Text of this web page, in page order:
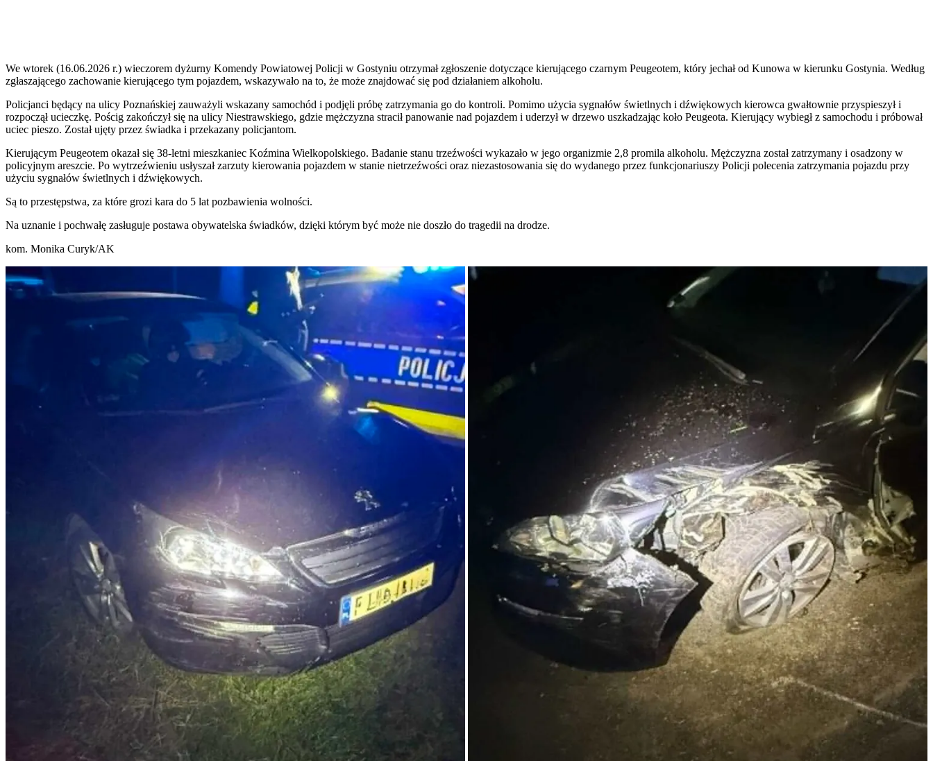
We wtorek (16.06.2026 r.) wieczorem dyżurny Komendy Powiatowej Policji w Gostyniu otrzymał zgłoszenie dotyczące kierującego czarnym Peugeotem, który jechał od Kunowa w kierunku Gostynia. Według
zgłaszającego zachowanie kierującego tym pojazdem, wskazywało na to, że może znajdować się pod działaniem alkoholu.
Policjanci będący na ulicy Poznańskiej zauważyli wskazany samochód i podjęli próbę zatrzymania go do kontroli. Pomimo użycia sygnałów świetlnych i dźwiękowych kierowca gwałtownie przyspieszył i
rozpoczął ucieczkę. Pościg zakończył się na ulicy Niestrawskiego, gdzie mężczyzna stracił panowanie nad pojazdem i uderzył w drzewo uszkadzając koło Peugeota. Kierujący wybiegł z samochodu i próbował
uciec pieszo. Został ujęty przez świadka i przekazany policjantom.
Kierującym Peugeotem okazał się 38-letni mieszkaniec Koźmina Wielkopolskiego. Badanie stanu trzeźwości wykazało w jego organizmie 2,8 promila alkoholu. Mężczyzna został zatrzymany i osadzony w
policyjnym areszcie. Po wytrzeźwieniu usłyszał zarzuty kierowania pojazdem w stanie nietrzeźwości oraz niezastosowania się do wydanego przez funkcjonariuszy Policji polecenia zatrzymania pojazdu przy
użyciu sygnałów świetlnych i dźwiękowych.
Są to przestępstwa, za które grozi kara do 5 lat pozbawienia wolności.
Na uznanie i pochwałę zasługuje postawa obywatelska świadków, dzięki którym być może nie doszło do tragedii na drodze.
kom. Monika Curyk/AK